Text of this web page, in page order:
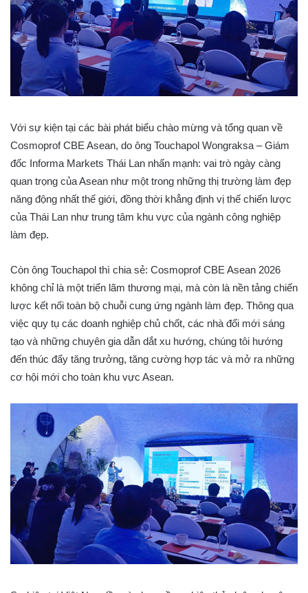
Với sự kiện tại các bài phát biểu chào mừng và tổng quan về
Cosmoprof CBE Asean, do ông Touchapol Wongraksa – Giám
đốc Informa Markets Thái Lan nhấn mạnh: vai trò ngày càng
quan trọng của Asean như một trong những thị trường làm đẹp
năng động nhất thế giới, đồng thời khẳng định vị thế chiến lược
của Thái Lan như trung tâm khu vực của ngành công nghiệp
làm đẹp.
Còn ông Touchapol thì chia sẻ: Cosmoprof CBE Asean 2026
không chỉ là một triển lãm thương mại, mà còn là nền tảng chiến
lược kết nối toàn bộ chuỗi cung ứng ngành làm đẹp. Thông qua
việc quy tụ các doanh nghiệp chủ chốt, các nhà đổi mới sáng
tạo và những chuyên gia dẫn dắt xu hướng, chúng tôi hướng
đến thúc đẩy tăng trưởng, tăng cường hợp tác và mở ra những
cơ hội mới cho toàn khu vực Asean.